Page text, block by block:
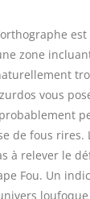
zone
vous
de fous rires.
à relever le
Fou. Un
loufoque